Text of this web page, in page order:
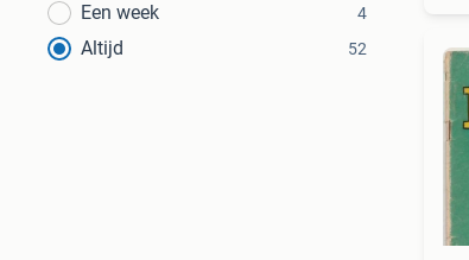
Een week 4
Altijd 52